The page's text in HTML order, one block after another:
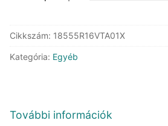
XL
mennyiség
Cikkszám: 18555R16VTA01X
Kategória: Egyéb
További információk